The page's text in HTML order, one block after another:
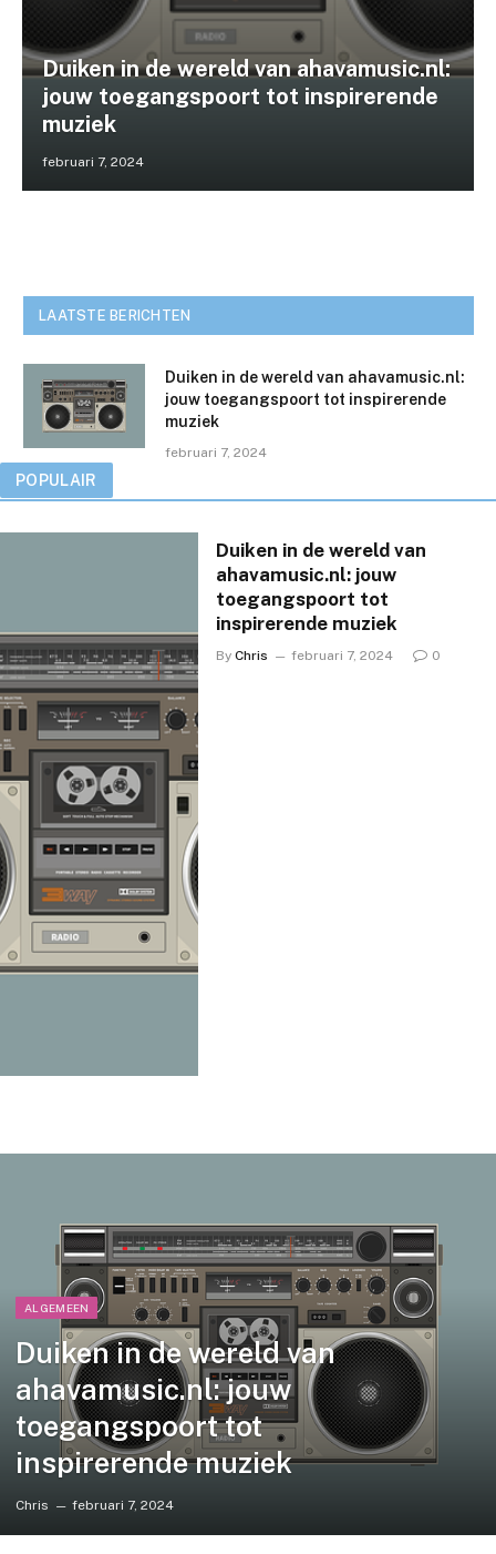
Duiken in de wereld van ahavamusic.nl:
jouw toegangspoort tot inspirerende
muziek
februari 7, 2024
LAATSTE BERICHTEN
Duiken in de wereld van ahavamusic.nl:
jouw toegangspoort tot inspirerende
muziek
februari 7, 2024
POPULAIR
Duiken in de wereld van
ahavamusic.nl: jouw
toegangspoort tot
inspirerende muziek
By Chris februari 7, 2024 0
ALGEMEEN
Duiken in de wereld van
ahavamusic.nl: jouw
toegangspoort tot
inspirerende muziek
Chris februari 7, 2024